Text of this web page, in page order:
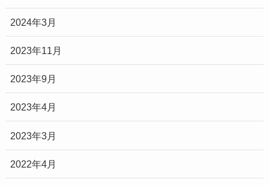
2024年3月
2023年11月
2023年9月
2023年4月
2023年3月
2022年4月